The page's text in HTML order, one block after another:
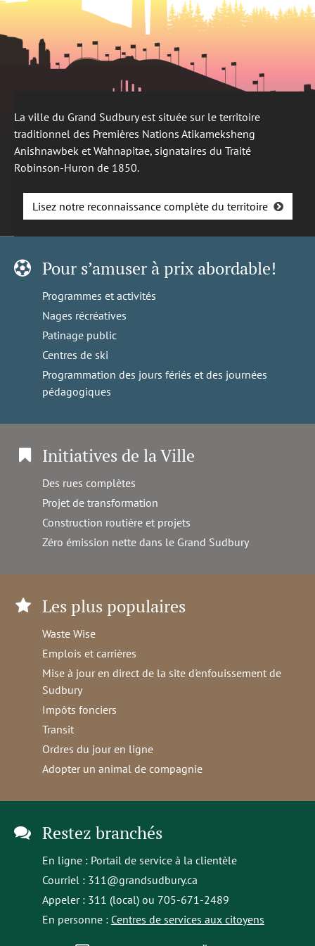
La ville du Grand Sudbury est située sur le territoire
traditionnel des Premières Nations Atikameksheng
Anishnawbek et Wahnapitae, signataires du Traité
Robinson-Huron de 1850.
Lisez notre reconnaissance complète du territoire
Pour s’amuser à prix abordable!
Programmes et activités
Nages récréatives
Patinage public
Centres de ski
Programmation des jours fériés et des journées
pédagogiques
Initiatives de la Ville
Des rues complètes
Projet de transformation
Construction routière et projets
Zéro émission nette dans le Grand Sudbury
Les plus populaires
Waste Wise
Emplois et carrières
Mise à jour en direct de la site d'enfouissement de
Sudbury
Impôts fonciers
Transit
Ordres du jour en ligne
Adopter un animal de compagnie
Restez branchés
En ligne : Portail de service à la clientèle
Courriel : 311@grandsudbury.ca
Appeler : 311 (local) ou 705-671-2489
En personne : Centres de services aux citoyens